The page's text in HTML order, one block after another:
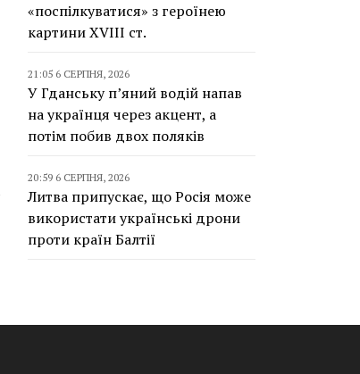
«поспілкуватися» з героїнею
картини XVIII ст.
21:05 6 СЕРПНЯ, 2026
У Гданську п’яний водій напав
на українця через акцент, а
потім побив двох поляків
20:59 6 СЕРПНЯ, 2026
Литва припускає, що Росія може
використати українські дрони
проти країн Балтії